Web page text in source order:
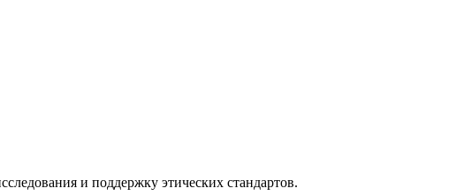
и поддержку этических стандартов.